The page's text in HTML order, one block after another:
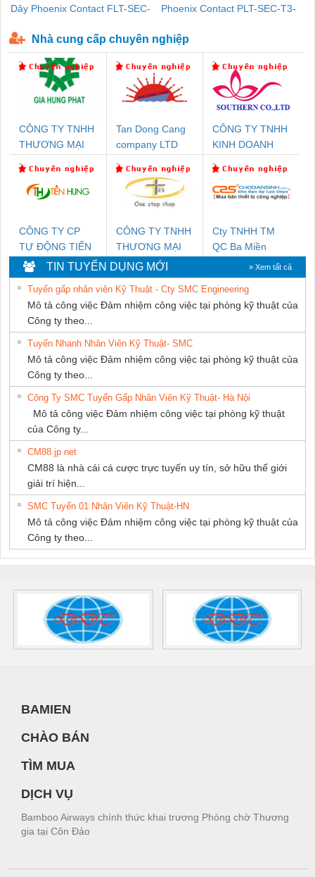
Dây Phoenix Contact FLT-SEC-
Phoenix Contact PLT-SEC-T3-
Nhà cung cấp chuyên nghiệp
CÔNG TY TNHH
THƯƠNG MẠI
THUẬT ĐIỆN CƠ
GIA HƯNG PHÁT
Tan Dong Cang
company LTD
CÔNG TY TNHH
KINH DOANH
PHƯƠNG NAM
CÔNG TY CP
TỰ ĐỘNG TIẾN
HƯNG
CÔNG TY TNHH
THƯƠNG MẠI
THIÊN ÂN VIỆT
NAM
Cty TNHH TM
QC Ba Miền
TIN TUYỂN DỤNG MỚI » Xem tất cả
Tuyển gấp nhân viên Kỹ Thuật - Cty SMC Engineering
Mô tả công việc Đảm nhiệm công việc tại phòng kỹ thuật của
Công ty theo...
Tuyển Nhanh Nhân Viên Kỹ Thuật- SMC
Mô tả công việc Đảm nhiệm công việc tại phòng kỹ thuật của
Công ty theo...
Công Ty SMC Tuyển Gấp Nhân Viên Kỹ Thuật- Hà Nội
Mô tả công việc Đảm nhiệm công việc tại phòng kỹ thuật
của Công ty...
CM88 jp net
CM88 là nhà cái cá cược trực tuyến uy tín, sở hữu thế giới
giải trí hiện...
SMC Tuyển 01 Nhân Viên Kỹ Thuật-HN
Mô tả công việc Đảm nhiệm công việc tại phòng kỹ thuật của
Công ty theo...
BAMIEN
CHÀO BÁN
TÌM MUA
DỊCH VỤ
Bamboo Airways chính thức khai trương Phòng chờ Thương
gia tại Côn Đảo